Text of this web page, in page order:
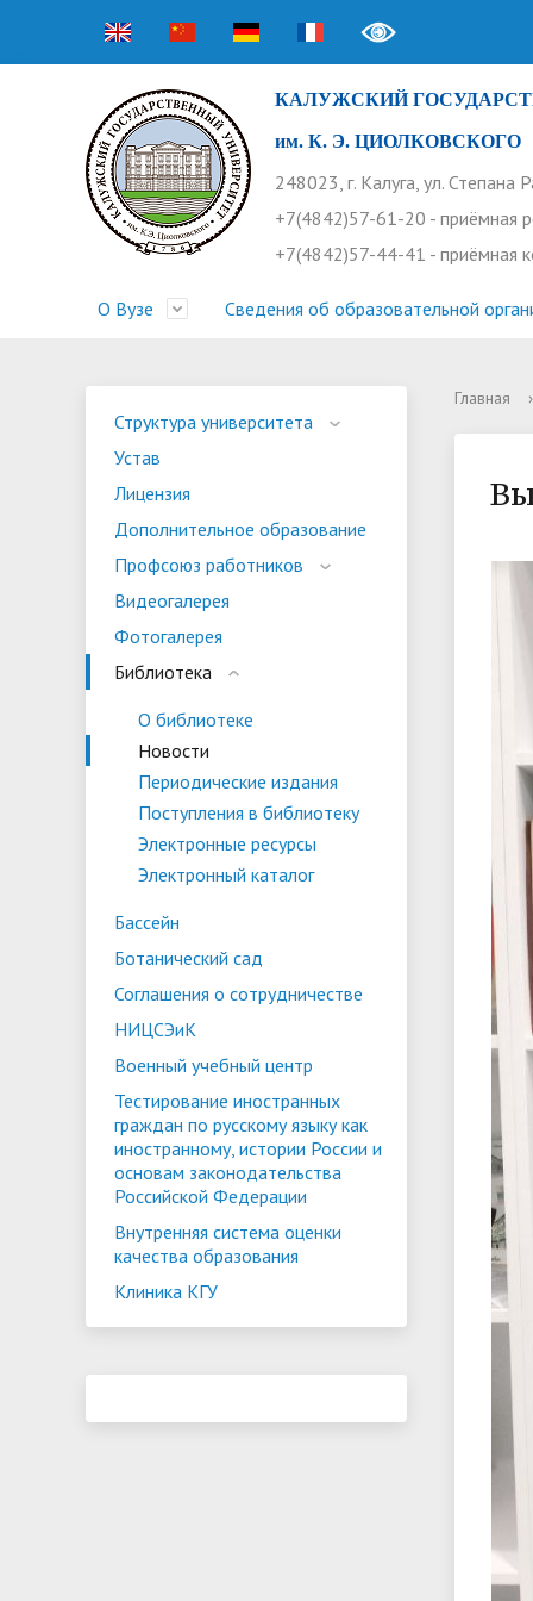
КАЛУЖСКИЙ
им. К. Э. ЦИОЛКОВСКОГО
248023, г. Калуга, ул. Степана
+7(4842)57-61-20 - приёмная
+7(4842)57-44-41 - приёмная
О Вузе
Устав
Профсоюз работников
Бассейн
Военный учебный центр
Сведения об образовательной
Прием 2026. Ординатура
Особая квота
Оплата
Профком студентов
Объединенный совет обучающихся
Конференции
Научные труды КГУ
Национальные проекты Российской
Федерации
Часто
Структура университета
Устав
Лицензия
Дополнительное образование
Профсоюз работников
Видеогалерея
Фотогалерея
Библиотека
О библиотеке
Новости
Периодические издания
Поступления в библиотеку
Электронные ресурсы
Электронный каталог
Бассейн
Ботанический сад
Соглашения о сотрудничестве
НИЦСЭиК
Военный учебный центр
Тестирование иностранных
граждан по русскому языку как
иностранному, истории России и
основам законодательства
Российской Федерации
Внутренняя система оценки
качества образования
Клиника КГУ
Главная ›